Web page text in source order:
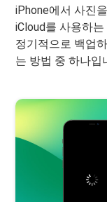
iPhone에서 사진
iCloud를 사용하
정기적으로 백업
는 방법 중 하나입